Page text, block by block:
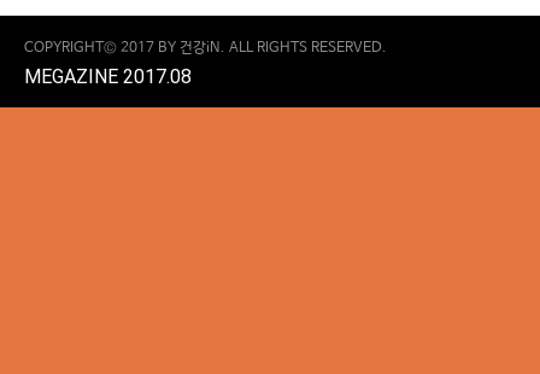
COPYRIGHT© 2017 BY 건강iN. ALL RIGHTS RESERVED.
MEGAZINE 2017.08